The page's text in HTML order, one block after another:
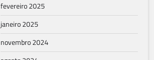
fevereiro 2025
janeiro 2025
novembro 2024